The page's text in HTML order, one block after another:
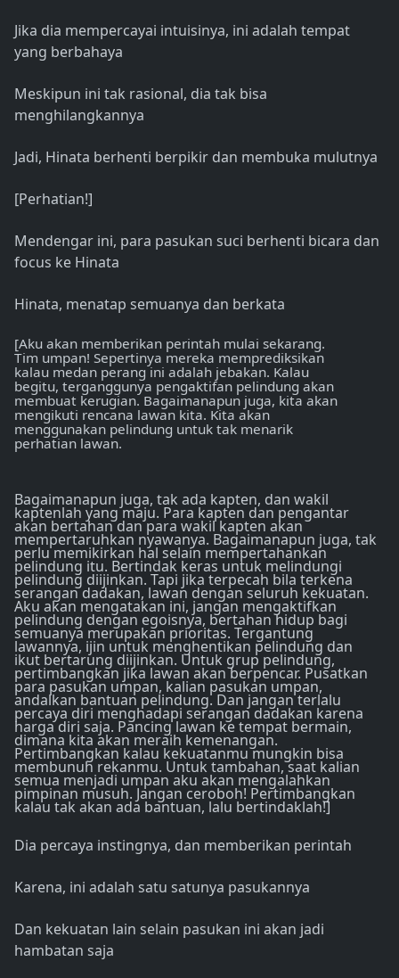
Jika dia mempercayai intuisinya, ini adalah tempat
yang berbahaya
Meskipun ini tak rasional, dia tak bisa
menghilangkannya
Jadi, Hinata berhenti berpikir dan membuka mulutnya
[Perhatian!]
Mendengar ini, para pasukan suci berhenti bicara dan
focus ke Hinata
Hinata, menatap semuanya dan berkata
[Aku akan memberikan perintah mulai sekarang.
Tim umpan! Sepertinya mereka memprediksikan
kalau medan perang ini adalah jebakan. Kalau
begitu, terganggunya pengaktifan pelindung akan
membuat kerugian. Bagaimanapun juga, kita akan
mengikuti rencana lawan kita. Kita akan
menggunakan pelindung untuk tak menarik
perhatian lawan.
Bagaimanapun juga, tak ada kapten, dan wakil
kaptenlah yang maju. Para kapten dan pengantar
akan bertahan dan para wakil kapten akan
mempertaruhkan nyawanya. Bagaimanapun juga, tak
perlu memikirkan hal selain mempertahankan
pelindung itu. Bertindak keras untuk melindungi
pelindung diijinkan. Tapi jika terpecah bila terkena
serangan dadakan, lawan dengan seluruh kekuatan.
Aku akan mengatakan ini, jangan mengaktifkan
pelindung dengan egoisnya, bertahan hidup bagi
semuanya merupakan prioritas. Tergantung
lawannya, ijin untuk menghentikan pelindung dan
ikut bertarung diijinkan. Untuk grup pelindung,
pertimbangkan jika lawan akan berpencar. Pusatkan
para pasukan umpan, kalian pasukan umpan,
andalkan bantuan pelindung. Dan jangan terlalu
percaya diri menghadapi serangan dadakan karena
harga diri saja. Pancing lawan ke tempat bermain,
dimana kita akan meraih kemenangan.
Pertimbangkan kalau kekuatanmu mungkin bisa
membunuh rekanmu. Untuk tambahan, saat kalian
semua menjadi umpan aku akan mengalahkan
pimpinan musuh. Jangan ceroboh! Pertimbangkan
kalau tak akan ada bantuan, lalu bertindaklah!]
Dia percaya instingnya, dan memberikan perintah
Karena, ini adalah satu satunya pasukannya
Dan kekuatan lain selain pasukan ini akan jadi
hambatan saja